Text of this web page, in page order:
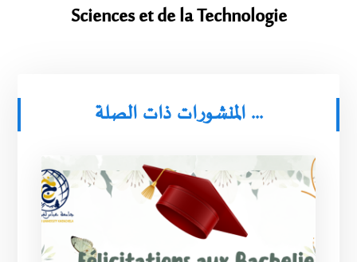
Sciences et de la Technologie
المنشورات ذات الصلة ...